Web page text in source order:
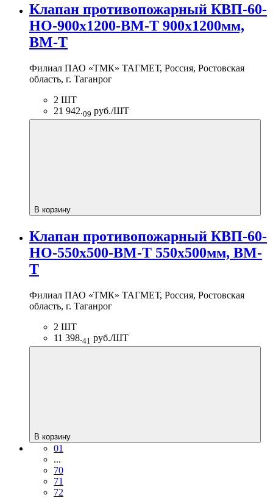
Клапан противопожарный КВП-60-
НО-900х1200-BM-T 900х1200мм,
BM-T
Филиал ПАО «ТМК» ТАГМЕТ, Россия, Ростовская
область, г. Таганрог
2 ШТ
21 942.09 руб./ШТ
В корзину
Клапан противопожарный КВП-60-
НО-550х500-BM-T 550х500мм, BM-
T
Филиал ПАО «ТМК» ТАГМЕТ, Россия, Ростовская
область, г. Таганрог
2 ШТ
11 398.41 руб./ШТ
В корзину
01
...
70
71
72